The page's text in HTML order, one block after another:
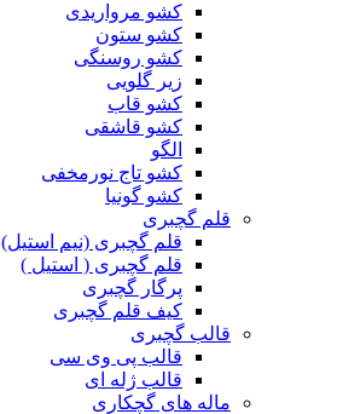
کشو مرواریدی
کشو ستون
کشو روسنگی
زیر گلویی
کشو قاب
کشو قاشقی
الگو
کشو تاج نورمخفی
کشو گونیا
قلم گچبری
قلم گچبری (نیم استیل)
قلم گچبری ( استیل )
پرگار گچبری
کیف قلم گچبری
قالب گچبری
قالب پی وی سی
قالب ژله ای
ماله های گچکاری